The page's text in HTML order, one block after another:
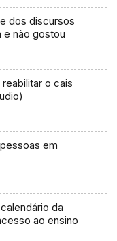
dos discursos
e não gostou
o cais
em
da
ao ensino